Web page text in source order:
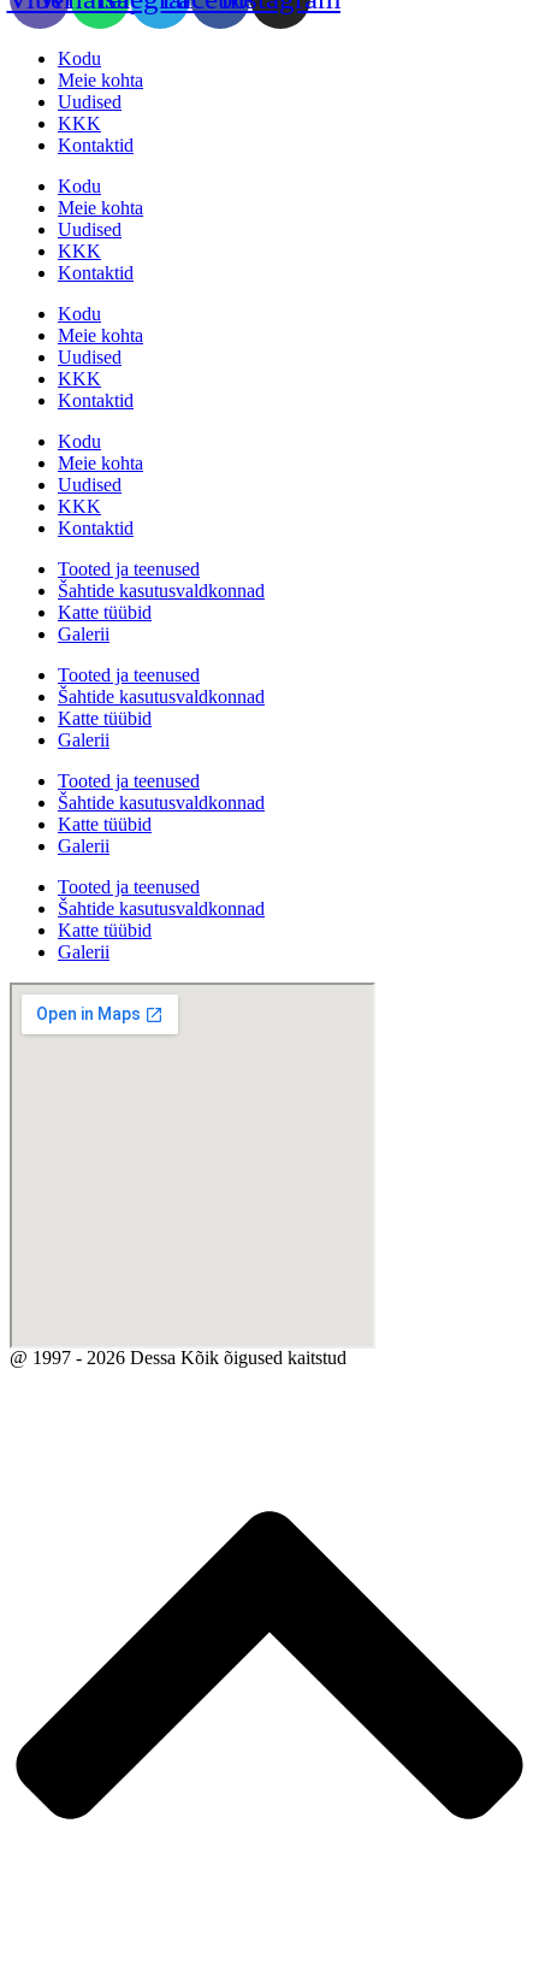
Kodu
Meie kohta
Uudised
KKK
Kontaktid
Kodu
Meie kohta
Uudised
KKK
Kontaktid
Kodu
Meie kohta
Uudised
KKK
Kontaktid
Kodu
Meie kohta
Uudised
KKK
Kontaktid
Tooted ja teenused
Šahtide kasutusvaldkonnad
Katte tüübid
Galerii
Tooted ja teenused
Šahtide kasutusvaldkonnad
Katte tüübid
Galerii
Tooted ja teenused
Šahtide kasutusvaldkonnad
Katte tüübid
Galerii
Tooted ja teenused
Šahtide kasutusvaldkonnad
Katte tüübid
Galerii
@ 1997 - 2026 Dessa Kõik õigused kaitstud